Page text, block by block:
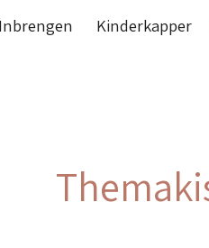
content
Inbrengen Kinderkapper